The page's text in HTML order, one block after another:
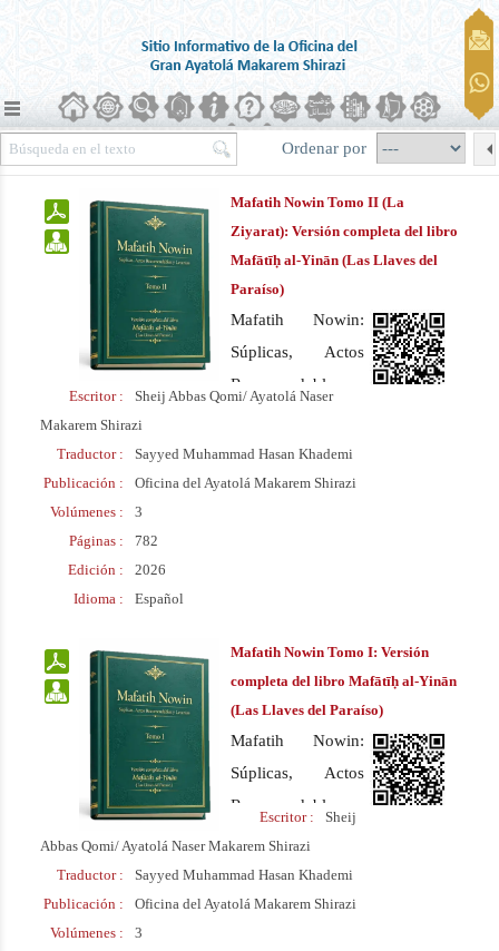
Ordenar por
Mafatih Nowin Tomo II (La
Ziyarat): Versión completa del libro
Mafātīḥ al‑Yinān (Las Llaves del
Paraíso)
Mafatih Nowin:
Súplicas, Actos
Recomendables y
completa del libro
“Mafātīḥ al‑Yinān”
Escritor :
Sheij Abbas Qomi/ Ayatolá Naser
Makarem Shirazi
Traductor :
Sayyed Muhammad Hasan Khademi
Publicación :
Oficina del Ayatolá Makarem Shirazi
Volúmenes :
3
Páginas :
782
Edición :
2026
Idioma :
Español
Mafatih Nowin Tomo I: Versión
completa del libro Mafātīḥ al‑Yinān
(Las Llaves del Paraíso)
Mafatih Nowin:
Súplicas, Actos
Recomendables y
Letanías. Versión
completa del libro
“Mafātīḥ al‑Yinān”
Escritor :
Sheij
Abbas Qomi/ Ayatolá Naser Makarem Shirazi
Traductor :
Sayyed Muhammad Hasan Khademi
Publicación :
Oficina del Ayatolá Makarem Shirazi
Volúmenes :
3